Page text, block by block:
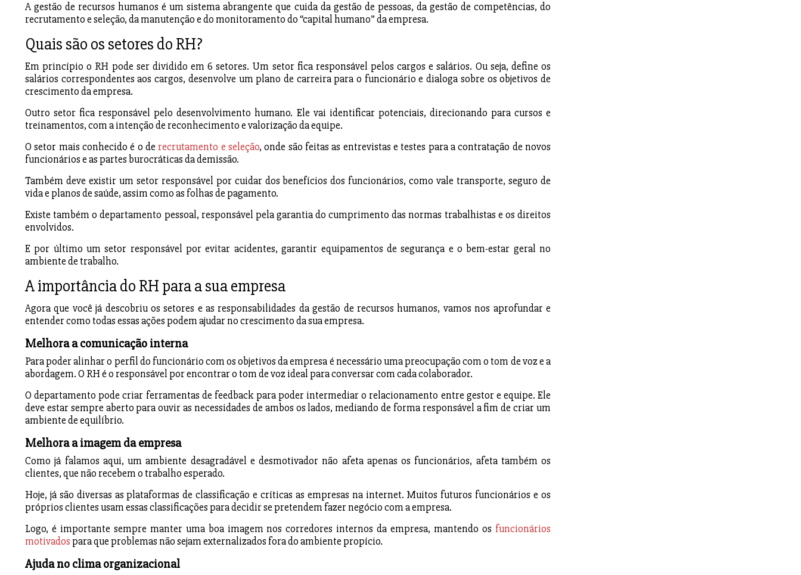
A gestão de recursos humanos é um sistema abrangente que cuida da gestão de pessoas, da gestão de competências, do
recrutamento e seleção, da manutenção e do monitoramento do “capital humano” da empresa.
Quais são os setores do RH?
Em princípio o RH pode ser dividido em 6 setores. Um setor fica responsável pelos cargos e salários. Ou seja, define os
salários correspondentes aos cargos, desenvolve um plano de carreira para o funcionário e dialoga sobre os objetivos de
crescimento da empresa.
Outro setor fica responsável pelo desenvolvimento humano. Ele vai identificar potenciais, direcionando para cursos e
treinamentos, com a intenção de reconhecimento e valorização da equipe.
O setor mais conhecido é o de recrutamento e seleção, onde são feitas as entrevistas e testes para a contratação de novos
funcionários e as partes burocráticas da demissão.
Também deve existir um setor responsável por cuidar dos benefícios dos funcionários, como vale transporte, seguro de
vida e planos de saúde, assim como as folhas de pagamento.
Existe também o departamento pessoal, responsável pela garantia do cumprimento das normas trabalhistas e os direitos
envolvidos.
E por último um setor responsável por evitar acidentes, garantir equipamentos de segurança e o bem-estar geral no
ambiente de trabalho.
A importância do RH para a sua empresa
Agora que você já descobriu os setores e as responsabilidades da gestão de recursos humanos, vamos nos aprofundar e
entender como todas essas ações podem ajudar no crescimento da sua empresa.
Melhora a comunicação interna
Para poder alinhar o perfil do funcionário com os objetivos da empresa é necessário uma preocupação com o tom de voz e a
abordagem. O RH é o responsável por encontrar o tom de voz ideal para conversar com cada colaborador.
O departamento pode criar ferramentas de feedback para poder intermediar o relacionamento entre gestor e equipe. Ele
deve estar sempre aberto para ouvir as necessidades de ambos os lados, mediando de forma responsável a fim de criar um
ambiente de equilíbrio.
Melhora a imagem da empresa
Como já falamos aqui, um ambiente desagradável e desmotivador não afeta apenas os funcionários, afeta também os
clientes, que não recebem o trabalho esperado.
Hoje, já são diversas as plataformas de classificação e críticas as empresas na internet. Muitos futuros funcionários e os
próprios clientes usam essas classificações para decidir se pretendem fazer negócio com a empresa.
Logo, é importante sempre manter uma boa imagem nos corredores internos da empresa, mantendo os funcionários
motivados para que problemas não sejam externalizados fora do ambiente propício.
Ajuda no clima organizacional